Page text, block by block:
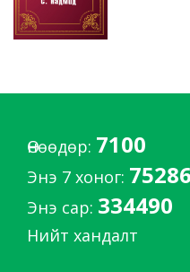
Өнөөдөр: 7100
Энэ 7 хоног: 75286
Энэ сар: 334490
Нийт хандалт